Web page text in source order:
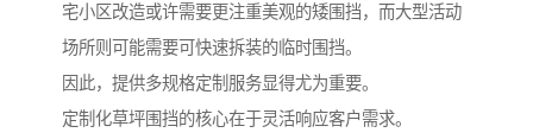
宅小区改造或许需要更注重美观的矮围挡，而大型活动
场所则可能需要可快速拆装的临时围挡。
因此，提供多规格定制服务显得尤为重要。
定制化草坪围挡的核心在于灵活响应客户需求。